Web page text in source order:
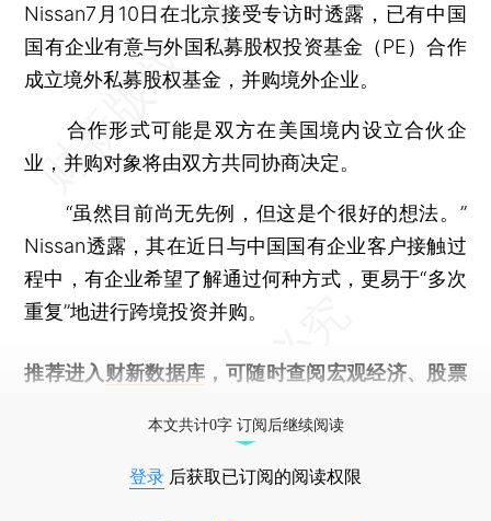
Nissan7月10日在北京接受专访时透露，已有中国
国有企业有意与外国私募股权投资基金（PE）合作
成立境外私募股权基金，并购境外企业。
合作形式可能是双方在美国境内设立合伙企
业，并购对象将由双方共同协商决定。
“虽然目前尚无先例，但这是个很好的想法。”
Nissan透露，其在近日与中国国有企业客户接触过
程中，有企业希望了解通过何种方式，更易于“多次
重复”地进行跨境投资并购。
推荐进入 财新数据库 ，可随时查阅宏观经济、股票
本文共计0字 订阅后继续阅读
登录 后获取已订阅的阅读权限